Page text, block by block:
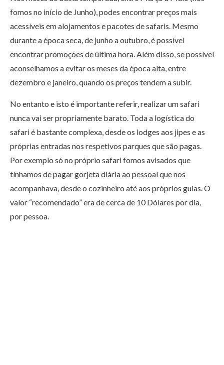
fomos no início de Junho), podes encontrar preços mais
acessíveis em alojamentos e pacotes de safaris. Mesmo
durante a época seca, de junho a outubro, é possível
encontrar promoções de última hora. Além disso, se possível
aconselhamos a evitar os meses da época alta, entre
dezembro e janeiro, quando os preços tendem a subir.
No entanto e isto é importante referir, realizar um safari
nunca vai ser propriamente barato. Toda a logística do
safari é bastante complexa, desde os lodges aos jipes e as
próprias entradas nos respetivos parques que são pagas.
Por exemplo só no próprio safari fomos avisados que
tínhamos de pagar gorjeta diária ao pessoal que nos
acompanhava, desde o cozinheiro até aos próprios guias. O
valor “recomendado” era de cerca de 10 Dólares por dia,
por pessoa.